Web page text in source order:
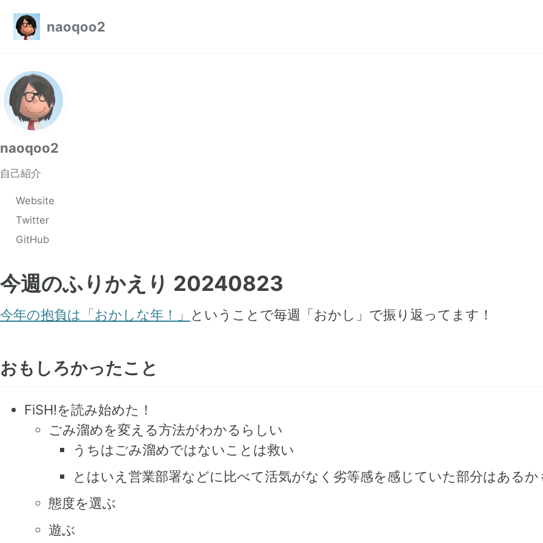
naoqoo2
naoqoo2
自己紹介
Website
Twitter
GitHub
今週のふりかえり 20240823
今年の抱負は「おかしな年！」 ということで毎週「おかし」で振り返ってます！
おもしろかったこと
FiSH!を読み始めた！
ごみ溜めを変える方法がわかるらしい
うちはごみ溜めではないことは救い
とはいえ営業部署などに比べて活気がなく劣等感を感じていた部分はあるか
態度を選ぶ
遊ぶ